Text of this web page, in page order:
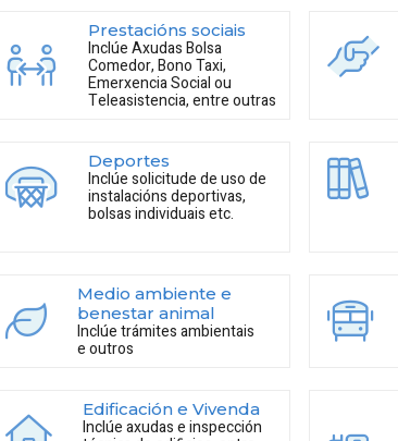
Prestacións sociais
Inclúe Axudas Bolsa
Comedor, Bono Taxi,
Emerxencia Social ou
Teleasistencia, entre outras
Deportes
Inclúe solicitude de uso de
instalacións deportivas,
bolsas individuais etc.
Medio ambiente e
benestar animal
Inclúe trámites ambientais
e outros
Edificación e Vivenda
Inclúe axudas e inspección